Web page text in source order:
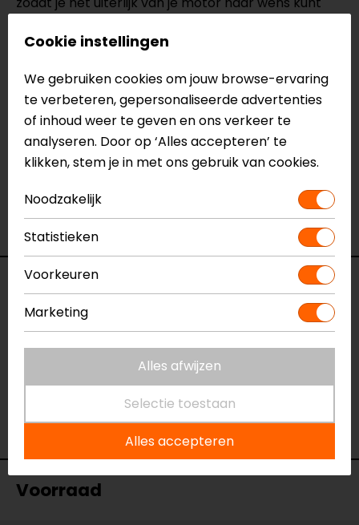
Meer informatie nodig?
Heb je meer informatie nodig over dit product?
Neem dancontactmet ons op of kom langs in één
vanonze winkelsin Breda, Capelle aan den IJssel,
Eindhoven, Vianen of Apeldoorn. In de winkels kun je
verkoopmedewerkers voor je klaar met advies.
Bekijk onze anderewindschermen.
Specificaties
Naam
Honda NC 750C (2015-2018)
Aerosport Windscherm
HNC7300X/16
Merk
Barracuda
N.v.t.
Honda
Voorraad
Cookie instellingen
We gebruiken cookies om jouw browse-ervaring
te verbeteren, gepersonaliseerde advertenties
of inhoud weer te geven en ons verkeer te
analyseren. Door op ‘Alles accepteren’ te
klikken, stem je in met ons gebruik van cookies.
Noodzakelijk
Statistieken
Voorkeuren
Marketing
Alles afwijzen
Selectie toestaan
Alles accepteren